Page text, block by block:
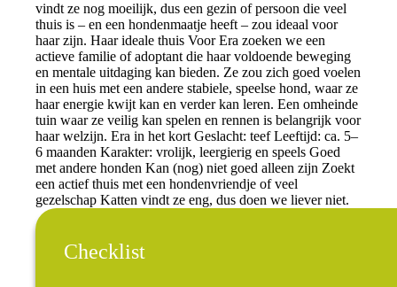
vindt ze nog moeilijk, dus een gezin of persoon die veel
thuis is – en een hondenmaatje heeft – zou ideaal voor
haar zijn. Haar ideale thuis Voor Era zoeken we een
actieve familie of adoptant die haar voldoende beweging
en mentale uitdaging kan bieden. Ze zou zich goed voelen
in een huis met een andere stabiele, speelse hond, waar ze
haar energie kwijt kan en verder kan leren. Een omheinde
tuin waar ze veilig kan spelen en rennen is belangrijk voor
haar welzijn. Era in het kort Geslacht: teef Leeftijd: ca. 5–
6 maanden Karakter: vrolijk, leergierig en speels Goed
met andere honden Kan (nog) niet goed alleen zijn Zoekt
een actief thuis met een hondenvriendje of veel
gezelschap Katten vindt ze eng, dus doen we liever niet.
Checklist